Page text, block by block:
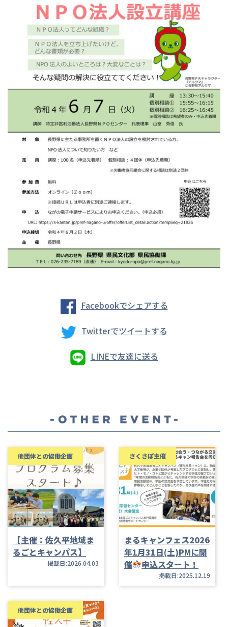
Facebookでシェアする
Twitterでツイートする
LINEで友達に送る
他団体との協働企画
【主催：佐久平地域ま
るごとキャンパス】
掲載日:2026.04.03
さくさぽ主催
まるキャンフェス2026
年1月31日(土)PMに開
催
申込スタート！
掲載日:2025.12.19
他団体との協働企画